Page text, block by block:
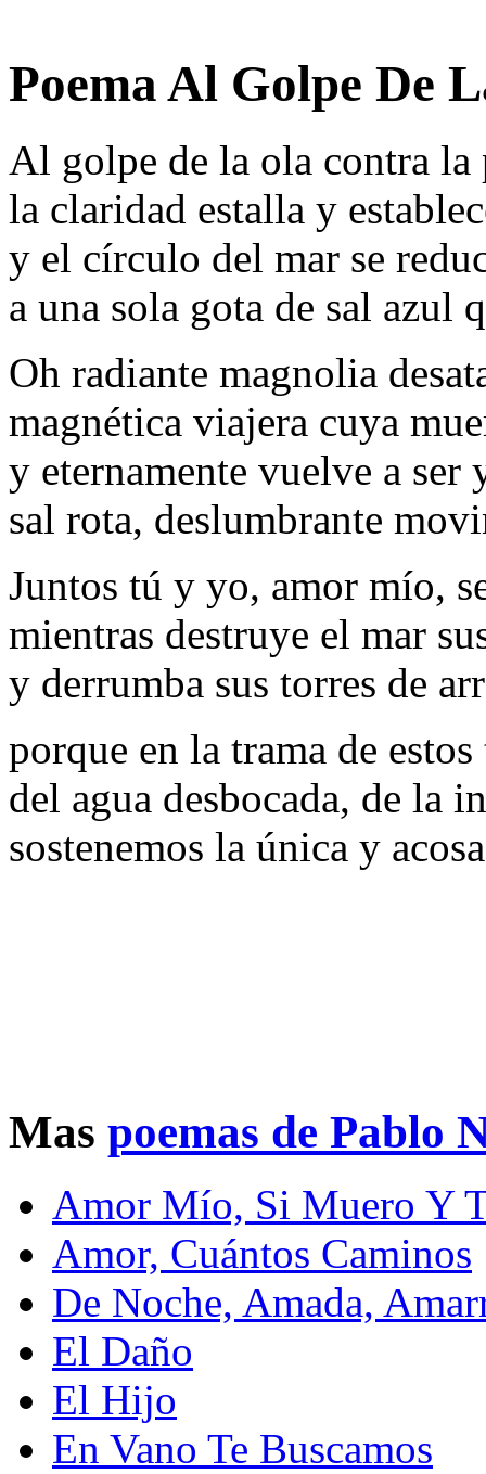
Poema Al Golpe De
Al golpe de la ola contra
la claridad estalla y
y el círculo del mar se
a una sola gota de sal azul
Oh radiante magnolia
magnética viajera cuya
y eternamente vuelve a ser
sal rota, deslumbrante
Juntos tú y yo, amor mío,
mientras destruye el mar
y derrumba sus torres de
porque en la trama de
del agua desbocada, de la
sostenemos la única y
Mas poemas de Pablo
Amor Mío, Si Muero Y
Amor, Cuántos Caminos
De Noche, Amada,
El Daño
El Hijo
En Vano Te Buscamos